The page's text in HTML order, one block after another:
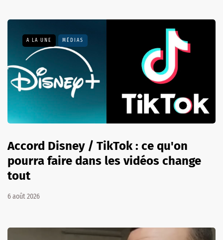
A LA UNE MÉDIAS
Accord Disney / TikTok : ce qu'on
pourra faire dans les vidéos change
tout
6 août 2026